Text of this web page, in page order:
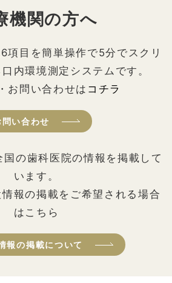
機関の方へ
項目を簡単操作で5分でスクリ
内環境測定システムです。
お問い合わせは コチラ
問い合わせ
の歯科医院の情報を掲載して
います。
報の掲載をご希望される場合
はこちら
報の掲載について